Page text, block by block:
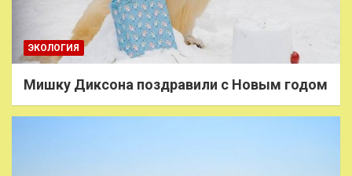
ЭКОЛОГИЯ
Мишку Диксона поздравили с Новым годом